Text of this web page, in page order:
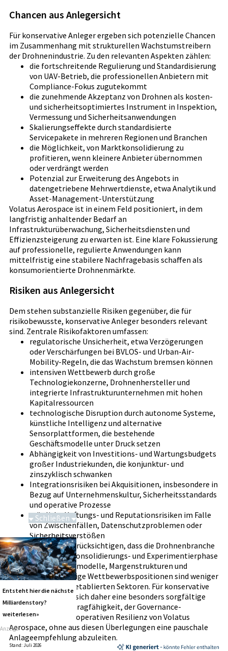
Chancen aus Anlegersicht
Für konservative Anleger ergeben sich potenzielle Chancen
im Zusammenhang mit strukturellen Wachstumstreibern
der Drohnenindustrie. Zu den relevanten Aspekten zählen:
die fortschreitende Regulierung und Standardisierung
von UAV-Betrieb, die professionellen Anbietern mit
Compliance-Fokus zugutekommt
die zunehmende Akzeptanz von Drohnen als kosten-
und sicherheitsoptimiertes Instrument in Inspektion,
Vermessung und Sicherheitsanwendungen
Skalierungseffekte durch standardisierte
Servicepakete in mehreren Regionen und Branchen
die Möglichkeit, von Marktkonsolidierung zu
profitieren, wenn kleinere Anbieter übernommen
oder verdrängt werden
Potenzial zur Erweiterung des Angebots in
datengetriebene Mehrwertdienste, etwa Analytik und
Asset-Management-Unterstützung
Volatus Aerospace ist in einem Feld positioniert, in dem
langfristig anhaltender Bedarf an
Infrastrukturüberwachung, Sicherheitsdiensten und
Effizienzsteigerung zu erwarten ist. Eine klare Fokussierung
auf professionelle, regulierte Anwendungen kann
mittelfristig eine stabilere Nachfragebasis schaffen als
konsumorientierte Drohnenmärkte.
Risiken aus Anlegersicht
Dem stehen substanzielle Risiken gegenüber, die für
risikobewusste, konservative Anleger besonders relevant
sind. Zentrale Risikofaktoren umfassen:
regulatorische Unsicherheit, etwa Verzögerungen
oder Verschärfungen bei BVLOS- und Urban-Air-
Mobility-Regeln, die das Wachstum bremsen können
intensiven Wettbewerb durch große
Technologiekonzerne, Drohnenhersteller und
integrierte Infrastrukturunternehmen mit hohen
Kapitalressourcen
technologische Disruption durch autonome Systeme,
künstliche Intelligenz und alternative
Sensorplattformen, die bestehende
Geschäftsmodelle unter Druck setzen
Abhängigkeit von Investitions- und Wartungsbudgets
großer Industriekunden, die konjunktur- und
zinszyklisch schwanken
Integrationsrisiken bei Akquisitionen, insbesondere in
Bezug auf Unternehmenskultur, Sicherheitsstandards
und operative Prozesse
mögliche Haftungs- und Reputationsrisiken im Falle
von Zwischenfällen, Datenschutzproblemen oder
Sicherheitsverstößen
Zusätzlich ist zu berücksichtigen, dass die Drohnenbranche
sich noch in einer Konsolidierungs- und Experimentierphase
befindet. Geschäftsmodelle, Margenstrukturen und
langfristig tragfähige Wettbewerbspositionen sind weniger
berechenbar als in etablierten Sektoren. Für konservative
Anleger empfiehlt sich daher eine besonders sorgfältige
Prüfung der Risikotragfähigkeit, der Governance-
Strukturen und der operativen Resilienz von Volatus
Aerospace, ohne aus diesen Überlegungen eine pauschale
Anlageempfehlung abzuleiten.
Stand: Juli 2026
Schließen
Schwere Seltene Erden
Entsteht hier die nächste
Milliardenstory?
weiterlesen»
Anzeige